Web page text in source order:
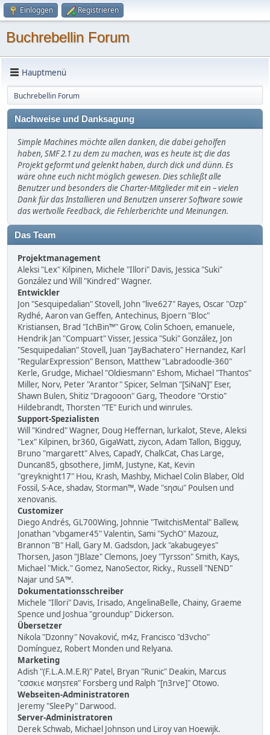
Einloggen Registrieren
Buchrebellin Forum
Hauptmenü
Buchrebellin Forum
Nachweise und Danksagung
Simple Machines möchte allen danken, die dabei geholfen
haben, SMF 2.1 zu dem zu machen, was es heute ist; die das
Projekt geformt und gelenkt haben, durch dick und dünn. Es
wäre ohne euch nicht möglich gewesen. Dies schließt alle
Benutzer und besonders die Charter-Mitglieder mit ein – vielen
Dank für das Installieren und Benutzen unserer Software sowie
das wertvolle Feedback, die Fehlerberichte und Meinungen.
Das Team
Projektmanagement
Aleksi "Lex" Kilpinen, Michele "Illori" Davis, Jessica "Suki"
González und Will "Kindred" Wagner.
Entwickler
Jon "Sesquipedalian" Stovell, John "live627" Rayes, Oscar "Ozp"
Rydhé, Aaron van Geffen, Antechinus, Bjoern "Bloc"
Kristiansen, Brad "IchBin™" Grow, Colin Schoen, emanuele,
Hendrik Jan "Compuart" Visser, Jessica "Suki" González, Jon
"Sesquipedalian" Stovell, Juan "JayBachatero" Hernandez, Karl
"RegularExpression" Benson, Matthew "Labradoodle-360"
Kerle, Grudge, Michael "Oldiesmann" Eshom, Michael "Thantos"
Miller, Norv, Peter "Arantor" Spicer, Selman "[SiNaN]" Eser,
Shawn Bulen, Shitiz "Dragooon" Garg, Theodore "Orstio"
Hildebrandt, Thorsten "TE" Eurich und winrules.
Support-Spezialisten
Will "Kindred" Wagner, Doug Heffernan, lurkalot, Steve, Aleksi
"Lex" Kilpinen, br360, GigaWatt, ziycon, Adam Tallon, Bigguy,
Bruno "margarett" Alves, CapadY, ChalkCat, Chas Large,
Duncan85, gbsothere, JimM, Justyne, Kat, Kevin
"greyknight17" Hou, Krash, Mashby, Michael Colin Blaber, Old
Fossil, S-Ace, shadav, Storman™, Wade "sησω" Poulsen und
xenovanis.
Customizer
Diego Andrés, GL700Wing, Johnnie "TwitchisMental" Ballew,
Jonathan "vbgamer45" Valentin, Sami "SychO" Mazouz,
Brannon "B" Hall, Gary M. Gadsdon, Jack "akabugeyes"
Thorsen, Jason "JBlaze" Clemons, Joey "Tyrsson" Smith, Kays,
Michael "Mick." Gomez, NanoSector, Ricky., Russell "NEND"
Najar und SA™.
Dokumentationsschreiber
Michele "Illori" Davis, Irisado, AngelinaBelle, Chainy, Graeme
Spence und Joshua "groundup" Dickerson.
Übersetzer
Nikola "Dzonny" Novaković, m4z, Francisco "d3vcho"
Domínguez, Robert Monden und Relyana.
Marketing
Adish "(F.L.A.M.E.R)" Patel, Bryan "Runic" Deakin, Marcus
"cσσкιє мσηѕтєя" Forsberg und Ralph "[n3rve]" Otowo.
Webseiten-Administratoren
Jeremy "SleePy" Darwood.
Server-Administratoren
Derek Schwab, Michael Johnson und Liroy van Hoewijk.